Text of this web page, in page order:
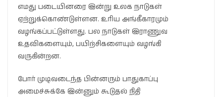
எமது படையினரை இன்று உலக நாடுகள்
ஏற்றுக்கொண்டுள்ளன. உரிய அங்கீகாரமும்
வழங்கப்பட்டுள்ளது. பல நாடுகள் இராணுவ
உதவிகளையும், பயிற்சிகளையும் வழங்கி
வருகின்றன.
போர் முடிவடைந்த பின்னரும் பாதுகாப்பு
அமைச்சுக்கே இன்னும் கூடுதல் நிதி